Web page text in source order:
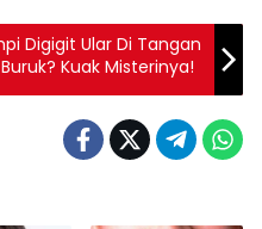
Digigit Ular Di Tangan
Kuak Misterinya!